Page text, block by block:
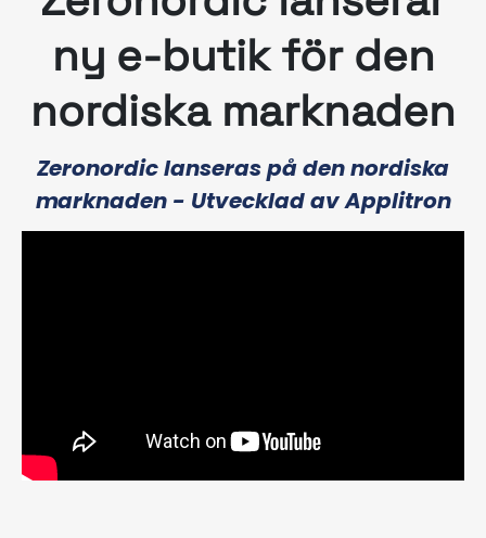
ny e-butik för den
nordiska marknaden
Zeronordic lanseras på den nordiska
marknaden - Utvecklad av Applitron